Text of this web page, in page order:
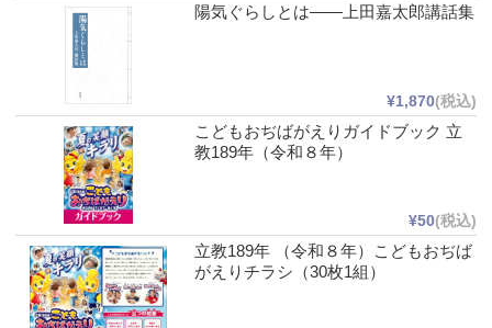
陽気ぐらしとは――上田嘉太郎講話集
¥1,870(税込)
こどもおぢばがえりガイドブック 立
教189年（令和８年）
¥50(税込)
立教189年 （令和８年）こどもおぢば
がえりチラシ（30枚1組）